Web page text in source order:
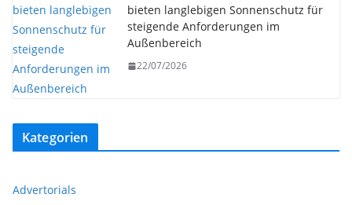
bieten langlebigen Sonnenschutz für
steigende Anforderungen im
Außenbereich
22/07/2026
Kategorien
Advertorials